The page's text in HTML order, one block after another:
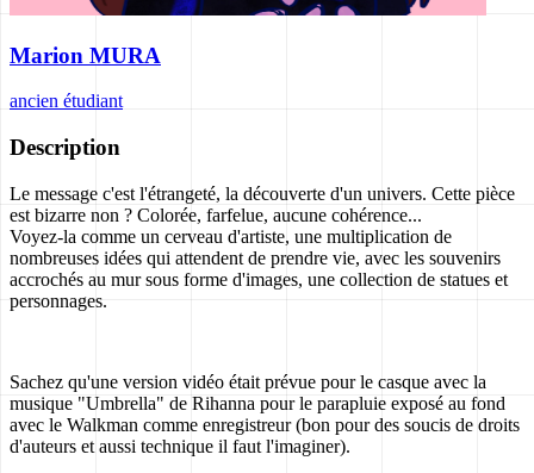
Marion MURA
ancien étudiant
Description
Le message c'est l'étrangeté, la découverte d'un univers. Cette pièce
est bizarre non ? Colorée, farfelue, aucune cohérence...
Voyez-la comme un cerveau d'artiste, une multiplication de
nombreuses idées qui attendent de prendre vie, avec les souvenirs
accrochés au mur sous forme d'images, une collection de statues et
personnages.
Sachez qu'une version vidéo était prévue pour le casque avec la
musique "Umbrella" de Rihanna pour le parapluie exposé au fond
avec le Walkman comme enregistreur (bon pour des soucis de droits
d'auteurs et aussi technique il faut l'imaginer).